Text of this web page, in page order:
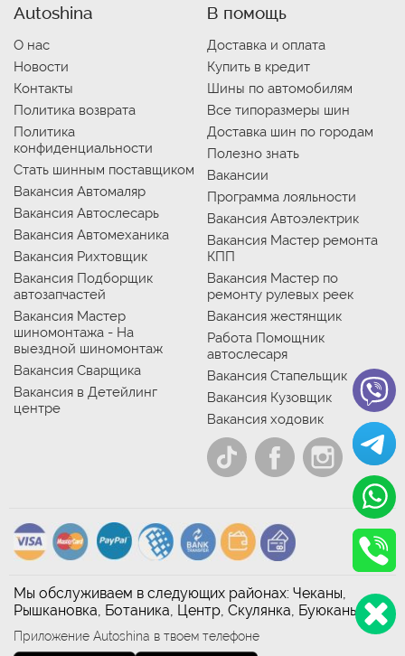
Autoshina
О нас
Новости
Контакты
Политика возврата
Политика
конфиденциальности
Стать шинным поставщиком
Вакансия Автомаляр
Вакансия Автослесарь
Вакансия Автомеханика
Вакансия Рихтовщик
Вакансия Подборщик
автозапчастей
Вакансия Мастер
шиномонтажа - На
выездной шиномонтаж
Вакансия Сварщика
Вакансия в Детейлинг
центре
В помощь
Доставка и оплата
Купить в кредит
Шины по автомобилям
Все типоразмеры шин
Доставка шин по городам
Полезно знать
Вакансии
Программа лояльности
Вакансия Автоэлектрик
Вакансия Мастер ремонта
КПП
Вакансия Мастер по
ремонту рулевых реек
Вакансия жестянщик
Работа Помощник
автослесаря
Вакансия Стапельщик
Вакансия Кузовщик
Вакансия ходовик
Мы обслуживаем в следующих районах: Чеканы,
Рышкановка, Ботаника, Центр, Скулянка, Буюканы
Приложение Autoshina в твоем телефоне